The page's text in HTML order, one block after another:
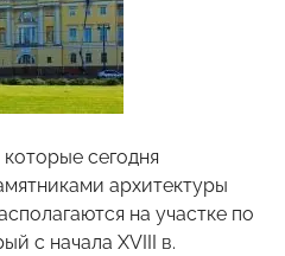
сегодня
архитектуры
на участке по
с начала XVIII в.